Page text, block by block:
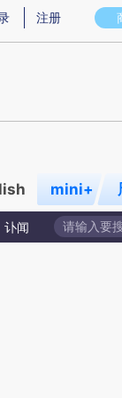
图存在偏差。不代表
注册
mini+
讣闻